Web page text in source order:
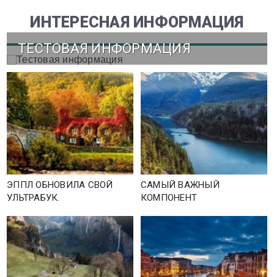
ИНТЕРЕСНАЯ ИНФОРМАЦИЯ
ТЕСТОВАЯ ИНФОРМАЦИЯ
ЭППЛ ОБНОВИЛА СВОЙ
УЛЬТРАБУК.
САМЫЙ ВАЖНЫЙ
КОМПОНЕНТ